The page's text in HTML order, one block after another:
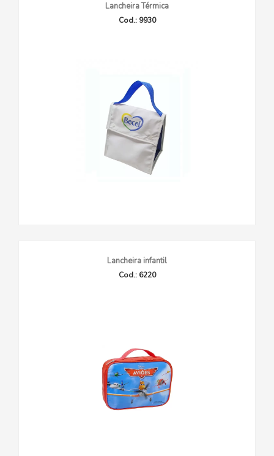
Lancheira Térmica
Cod.: 9930
Lancheira infantil
Cod.: 6220